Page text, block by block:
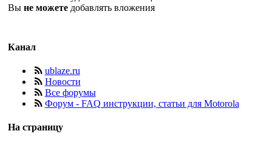
Вы не можете добавлять вложения
Канал
ublaze.ru
Новости
Все форумы
Форум - FAQ инструкции, статьи для Motorola
На страницу